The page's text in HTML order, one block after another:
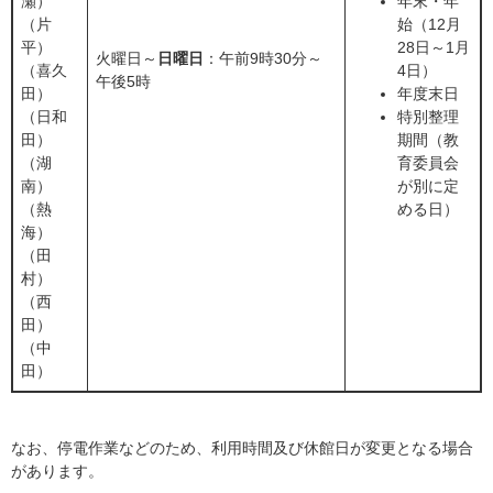
（片
平）
（喜久
田）
（日和
田）
（湖
南）
（熱
海）
（田
村）
（西
田）
（中
田）
火曜日～ 日曜日 ：午前9時30分～
午後5時
始 （12月
28日～1月
4日）
年度末日
特別整理
期間（教
育委員会
が別に定
める日）​
なお、停電作業などのため、利用時間及び休館日が変更となる場合
があります。